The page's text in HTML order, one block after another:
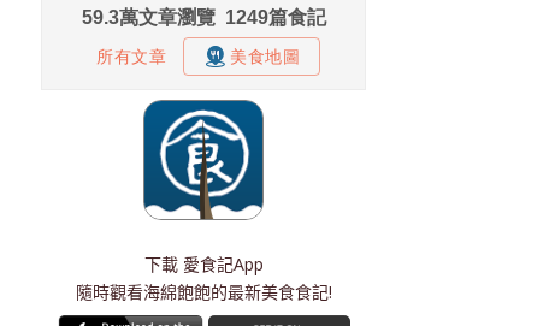
下載 愛食記App
隨時觀看海綿飽飽的最新美食食記!